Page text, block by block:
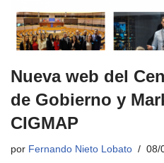
Nueva web del
de Gobierno y
CIGMAP
por Fernando Nieto Lobato 08/